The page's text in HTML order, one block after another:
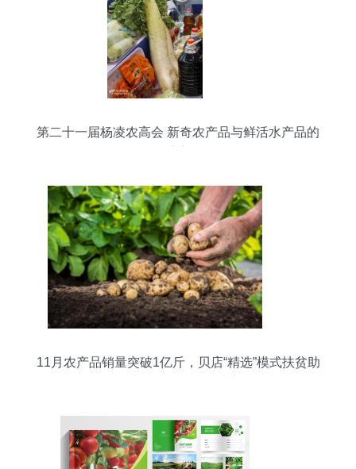
第二十一届杨凌农高会 新奇农产品与鲜活水产品的
11月农产品销量突破1亿斤，贝店“精选”模式扶贫助